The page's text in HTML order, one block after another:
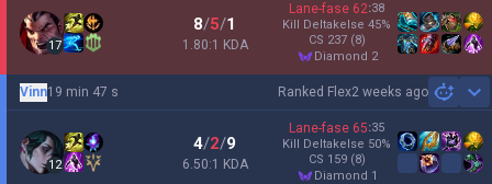
17
8/5/1
1.80:1 KDA
Lane-fase 62:38
Kill Deltakelse 45%
CS 237 (8)
diamond 2
Ranked Flex2 weeks ago
Vinn19 min 47 s
12
4/2/9
6.50:1 KDA
Lane-fase 65:35
Kill Deltakelse 50%
CS 159 (8)
diamond 1